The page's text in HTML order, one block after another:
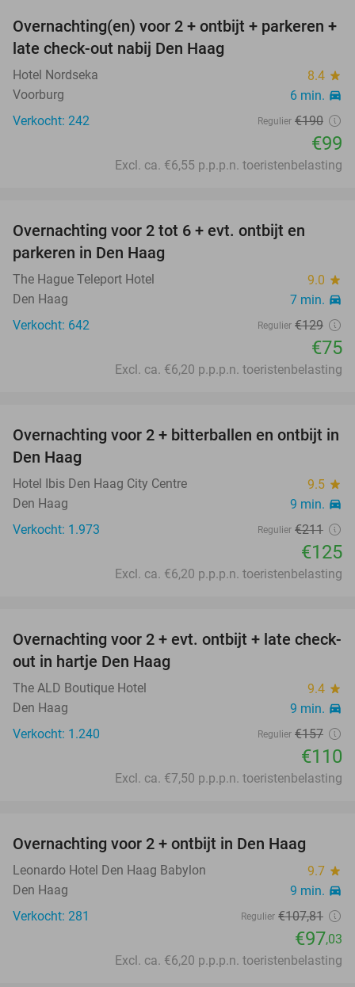
48%
Overnachting(en) voor 2 + ontbijt + parkeren +
late check-out nabij Den Haag
Hotel Nordseka 8.4 star
Voorburg 6 min. directions_car
Verkocht: 242 Regulier €190
€99
Excl. ca. €6,55 p.p.p.n. toeristenbelasting
Overnachting voor 2 tot 6 + evt. ontbijt en
parkeren in Den Haag
The Hague Teleport Hotel 9.0 star
Den Haag 7 min. directions_car
Verkocht: 642 Regulier €129
€75
Excl. ca. €6,20 p.p.p.n. toeristenbelasting
41%
Overnachting voor 2 + bitterballen en ontbijt in
Den Haag
Hotel Ibis Den Haag City Centre 9.5 star
Den Haag 9 min. directions_car
Verkocht: 1.973 Regulier €211
€125
Excl. ca. €6,20 p.p.p.n. toeristenbelasting
30%
Overnachting voor 2 + evt. ontbijt + late check-
out in hartje Den Haag
The ALD Boutique Hotel 9.4 star
Den Haag 9 min. directions_car
Verkocht: 1.240 Regulier €157
€110
Excl. ca. €7,50 p.p.p.n. toeristenbelasting
Overnachting voor 2 + ontbijt in Den Haag
Leonardo Hotel Den Haag Babylon 9.7 star
Den Haag 9 min. directions_car
Verkocht: 281 Regulier €107,81
€97,03
Excl. ca. €6,20 p.p.p.n. toeristenbelasting